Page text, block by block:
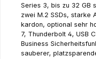
Series 3, bis zu 32 GB
zwei M.2 SSDs, starke
kardon, optional sehr
7, Thunderbolt 4, USB
Business
sauberer,